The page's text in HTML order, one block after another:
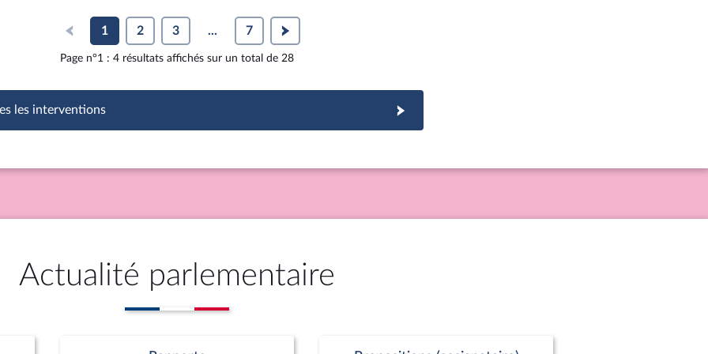
1 2 3 ... 7
Page n°1 : 4 résultats affichés sur un total de 28
les interventions
Actualité parlementaire